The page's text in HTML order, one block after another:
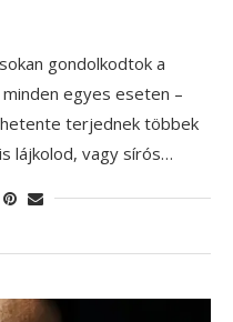
gondolkodtok a
egyes eseten –
terjednek többek
lájkolod, vagy sírós…